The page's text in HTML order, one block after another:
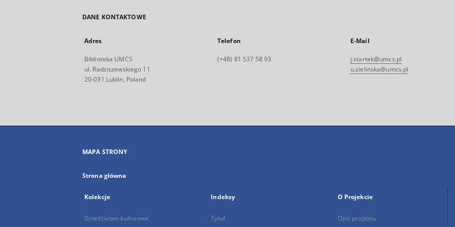
DANE KONTAKTOWE
Adres
Biblioteka UMCS
ul. Radziszewskiego 11
20-031 Lublin, Poland
Telefon
(+48) 81 537 58 93
E-Mail
j.startek@umcs.pl
u.zielinska@umcs.pl
MAPA STRONY
Strona główna
Kolekcje
Dziedzictwo kulturowe
Indeksy
Tytuł
O Projekcie
Opis projektu